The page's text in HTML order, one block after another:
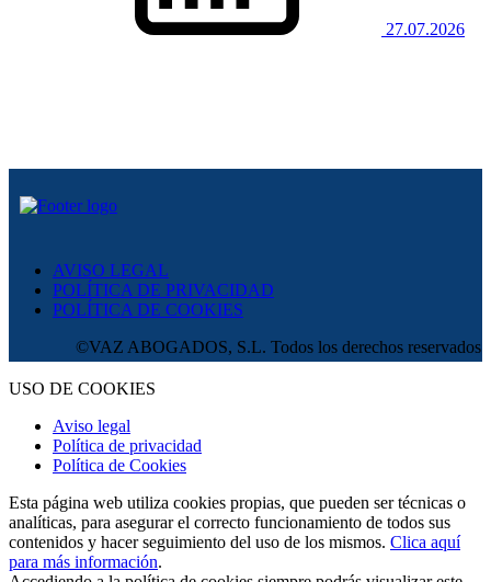
27.07.2026
AVISO LEGAL
POLÍTICA DE PRIVACIDAD
POLÍTICA DE COOKIES
©VAZ ABOGADOS, S.L. Todos los derechos reservados.
USO DE COOKIES
Aviso legal
Política de privacidad
Política de Cookies
Esta página web utiliza cookies propias, que pueden ser técnicas o
analíticas, para asegurar el correcto funcionamiento de todos sus
contenidos y hacer seguimiento del uso de los mismos. Clica aquí
para más información.